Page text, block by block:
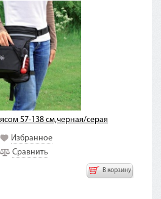
57-138 см,черная/серая
Избранное
Сравнить
В корзину